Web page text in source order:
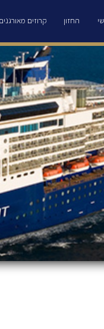
החזון קרוזים מאורגנים